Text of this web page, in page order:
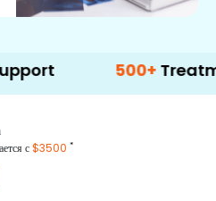
500+ Treatment
с$3500 *